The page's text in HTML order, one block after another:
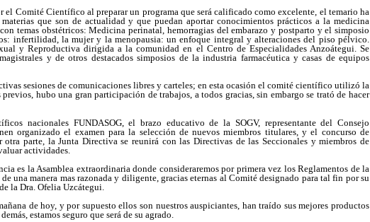
el Comité Científico al preparar un programa que será calificado como excelente, el temario ha
que son de actualidad y que puedan aportar conocimientos prácticos a la medicina
temas obstétricos: Medicina perinatal, hemorragias del embarazo y postparto y el simposio
infertilidad, la mujer y la menopausia: un enfoque integral y alteraciones del piso pélvico.
y Reproductiva dirigida a la comunidad en el Centro de Especialidades Anzoátegui. Se
y de otros destacados simposios de la industria farmacéutica y casas de equipos
sesiones de comunicaciones libres y carteles; en esta ocasión el comité científico utilizó la
hubo una gran participación de trabajos, a todos gracias, sin embargo se trató de hacer
nacionales FUNDASOG, el brazo educativo de la SOGV, representante del Consejo
organizado el examen para la selección de nuevos miembros titulares, y el concurso de
otra parte, la Junta Directiva se reunirá con las Directivas de las Seccionales y miembros de
actividades.
es la Asamblea extraordinaria donde consideraremos por primera vez los Reglamentos de la
una manera mas razonada y diligente, gracias eternas al Comité designado para tal fin por su
la Dra. Ofelia Uzcátegui.
de hoy, y por supuesto ellos son nuestros auspiciantes, han traído sus mejores productos
estamos seguro que será de su agrado.